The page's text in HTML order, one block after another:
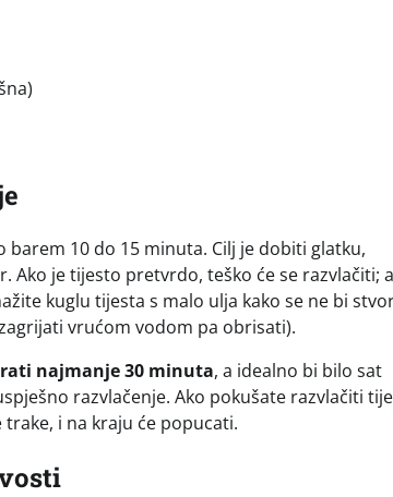
10 do 15 minuta. Cilj je dobiti glatku,
Ako je tijesto pretvrdo, teško će se razvlačiti;
kuglu tijesta s malo ulja kako se ne bi
vrućom vodom pa obrisati).
najmanje 30 minuta, a idealno bi bilo sat
razvlačenje. Ako pokušate razvlačiti
i na kraju će popucati.